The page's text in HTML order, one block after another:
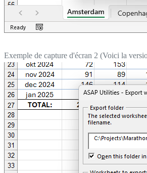
Exemple de capture d'écran 2 (Voici la